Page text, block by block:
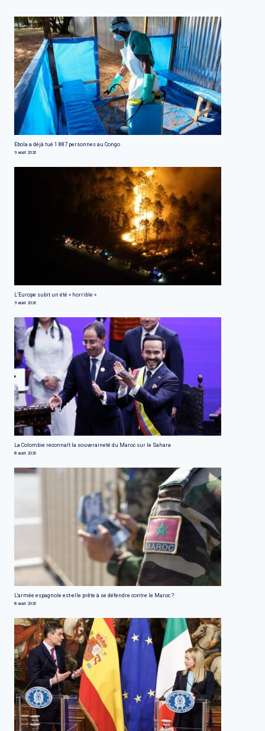
Ebola a déjà tué 1 887 personnes au Congo
9 août 2026
L’Europe subit un été « horrible »
9 août 2026
La Colombie reconnaît la souveraineté du Maroc sur le Sahara
8 août 2026
L'armée espagnole est-elle prête à se défendre contre le Maroc ?
8 août 2026